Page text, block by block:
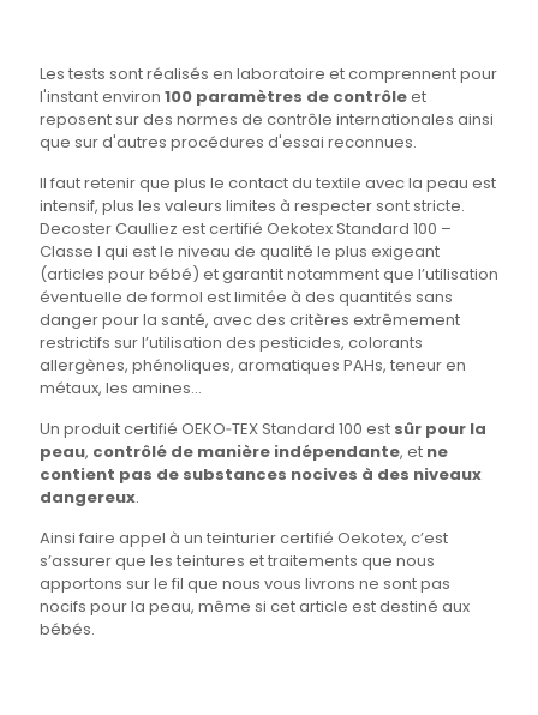
Les tests sont réalisés en laboratoire et comprennent pour
l'instant environ 100 paramètres de contrôleet
reposent sur des normes de contrôle internationales ainsi
que sur d'autres procédures d'essai reconnues.
Il faut retenir que plus le contact du textile avec la peau est
intensif, plus les valeurs limites à respecter sont stricte.
Decoster Caulliez est certifié Oekotex Standard 100 –
Classe I qui est le niveau de qualité le plus exigeant
(articles pour bébé) et garantit notamment que l’utilisation
éventuelle de formol est limitée à des quantités sans
danger pour la santé, avec des critères extrêmement
restrictifs sur l’utilisation des pesticides, colorants
allergènes, phénoliques, aromatiques PAHs, teneur en
métaux, les amines…
Un produit certifié OEKO‑TEX Standard 100 est sûr pour la
peau, contrôlé de manière indépendante, et ne
contient pas de substances nocives à des niveaux
dangereux.
Ainsi faire appel à un teinturier certifié Oekotex, c’est
s’assurer que les teintures et traitements que nous
apportons sur le fil que nous vous livrons ne sont pas
nocifs pour la peau, même si cet article est destiné aux
bébés.